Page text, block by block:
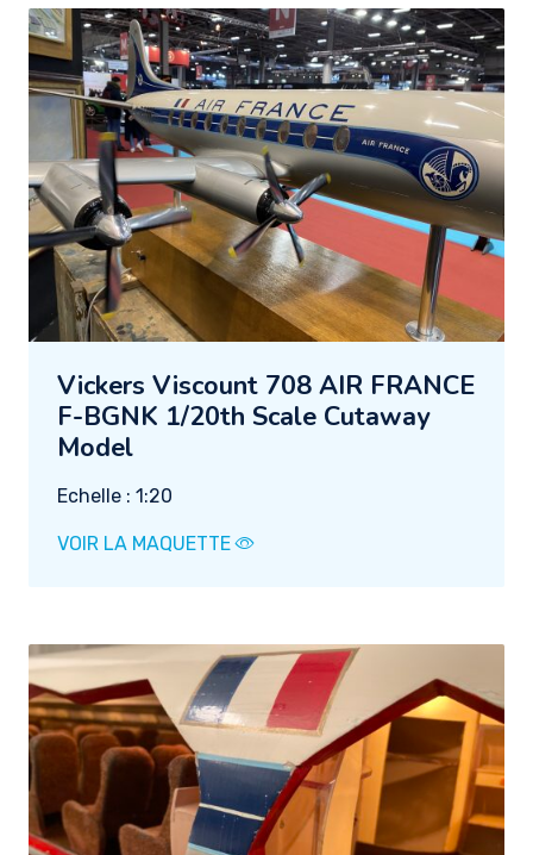
Vickers Viscount 708 AIR FRANCE
F-BGNK 1/20th Scale Cutaway
Model
Echelle : 1:20
VOIR LA MAQUETTE